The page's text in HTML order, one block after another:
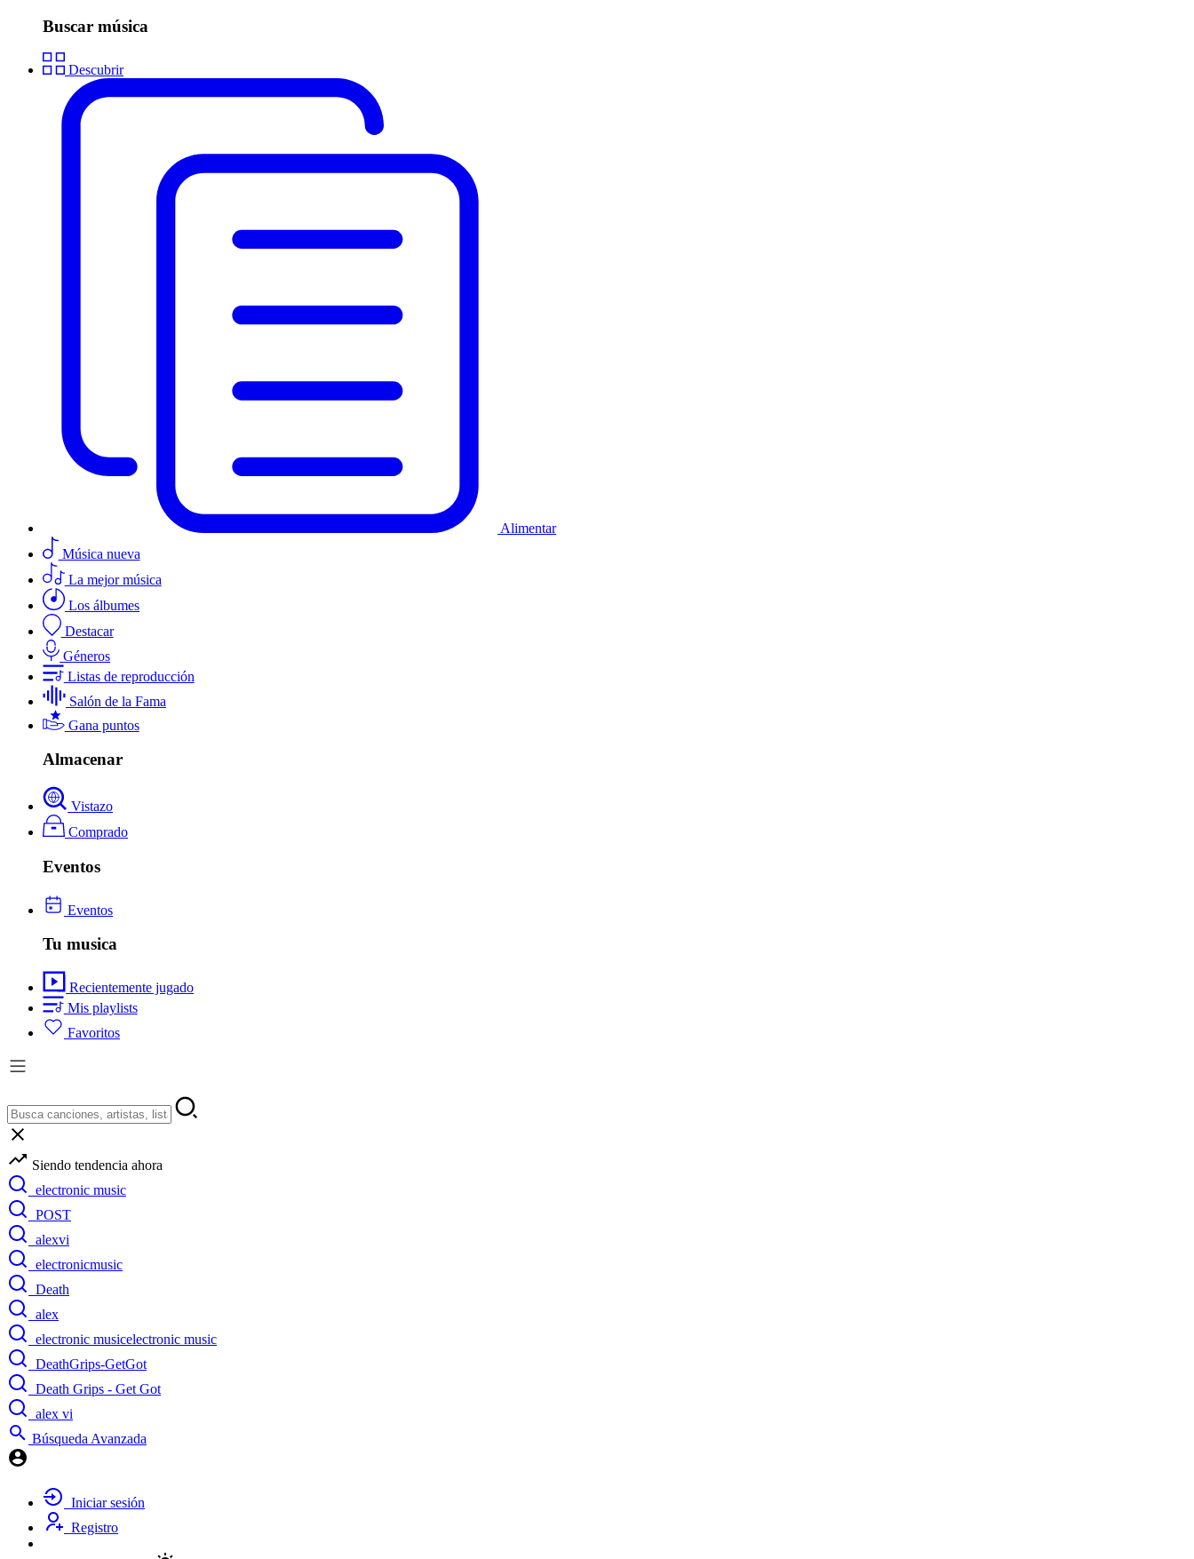
Buscar música
Descubrir
Alimentar
Música nueva
La mejor música
Los álbumes
Destacar
Géneros
Listas de reproducción
Salón de la Fama
Gana puntos
Almacenar
Vistazo
Comprado
Eventos
Eventos
Tu musica
Recientemente jugado
Mis playlists
Favoritos
Siendo tendencia ahora
electronic music
POST
alexvi
electronicmusic
Death
alex
electronic musicelectronic music
DeathGrips-GetGot
Death Grips - Get Got
alex vi
Búsqueda Avanzada
Iniciar sesión
Registro